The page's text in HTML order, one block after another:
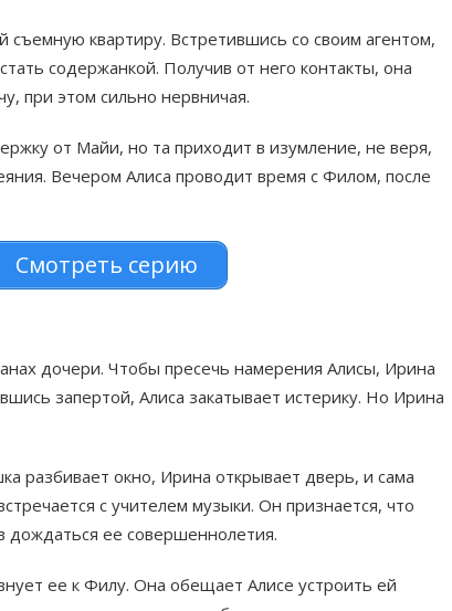
квартиру. Встретившись со своим агентом,
содержанкой. Получив от него контакты, она
при этом сильно нервничая.
от Майи, но та приходит в изумление, не веря,
Вечером Алиса проводит время с Филом, после
Смотреть серию
дочери. Чтобы пресечь намерения Алисы, Ирина
запертой, Алиса закатывает истерику. Но Ирина
разбивает окно, Ирина открывает дверь, и сама
с учителем музыки. Он признается, что
дождаться ее совершеннолетия.
ее к Филу. Она обещает Алисе устроить ей